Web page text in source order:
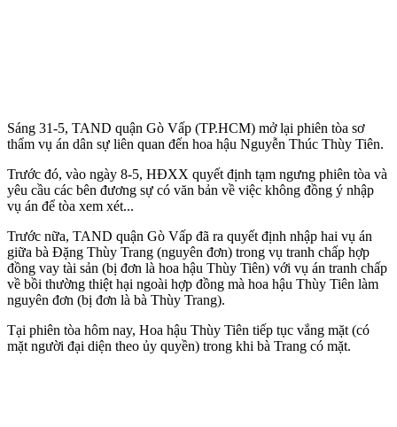
Sáng 31-5, TAND quận Gò Vấp (TP.HCM) mở lại phiên tòa sơ
thẩm vụ án dân sự liên quan đến hoa hậu Nguyễn Thúc Thùy Tiên.
Trước đó, vào ngày 8-5, HĐXX quyết định tạm ngưng phiên tòa và
yêu cầu các bên đương sự có văn bản về việc không đồng ý nhập
vụ án để tòa xem xét...
Trước nữa, TAND quận Gò Vấp đã ra quyết định nhập hai vụ án
giữa bà Đặng Thùy Trang (nguyên đơn) trong vụ tranh chấp hợp
đồng vay tài sản (bị đơn là hoa hậu Thùy Tiên) với vụ án tranh chấp
về bồi thường thiệt hại ngoài hợp đồng mà hoa hậu Thùy Tiên làm
nguyên đơn (bị đơn là bà Thùy Trang).
Tại phiên tòa hôm nay, Hoa hậu Thùy Tiên tiếp tục vắng mặt (có
mặt người đại diện theo ủy quyền) trong khi bà Trang có mặt.